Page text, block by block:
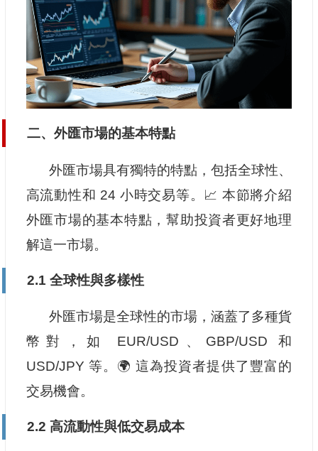
二、外匯市場的基本特點
外匯市場具有獨特的特點，包括全球性、
高流動性和 24 小時交易等。📈 本節將介紹
外匯市場的基本特點，幫助投資者更好地理
解這一市場。
2.1 全球性與多樣性
外匯市場是全球性的市場，涵蓋了多種貨
幣對，如 EUR/USD、GBP/USD 和
USD/JPY 等。🌍 這為投資者提供了豐富的
交易機會。
2.2 高流動性與低交易成本